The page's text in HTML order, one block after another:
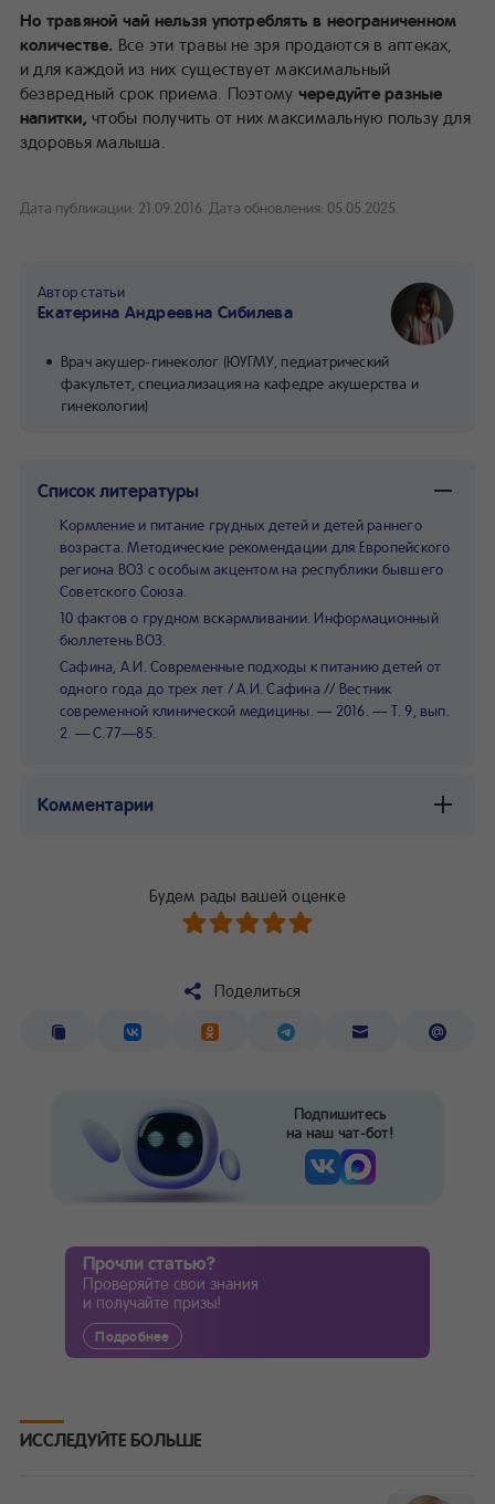
Но травяной чай нельзя употреблять в неограниченном
количестве. Все эти травы не зря продаются в аптеках,
и для каждой из них существует максимальный
безвредный срок приема. Поэтому чередуйте разные
напитки, чтобы получить от них максимальную пользу для
здоровья малыша.
Дата публикации: 21.09.2016. Дата обновления: 05.05.2025.
Автор статьи
Екатерина Андреевна Сибилева
Врач акушер-гинеколог (ЮУГМУ, педиатрический
факультет, специализация на кафедре акушерства и
гинекологии)
Список литературы
Кормление и питание грудных детей и детей раннего
возраста. Методические рекомендации для Европейского
региона ВОЗ с особым акцентом на республики бывшего
Советского Союза.
10 фактов о грудном вскармливании. Информационный
бюллетень ВОЗ.
Сафина, А.И. Cовременные подходы к питанию детей от
одного года до трех лет / А.И. Сафина // Вестник
современной клинической медицины. — 2016. — Т. 9, вып.
2. — С.77—85.
Комментарии
Будем рады вашей оценке
Поделиться
Подпишитесь
на наш чат-бот!
Прочли статью?
Проверяйте свои знания
и получайте призы!
Подробнее
ИССЛЕДУЙТЕ БОЛЬШЕ